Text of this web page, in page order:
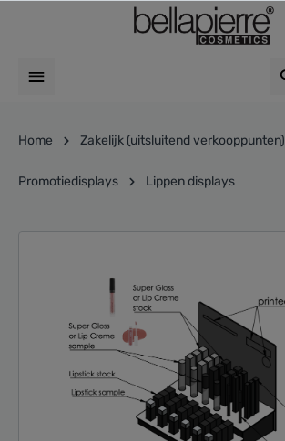
Home Zakelijk (uitsluitend verkooppunten)
Promotiedisplays Lippen displays